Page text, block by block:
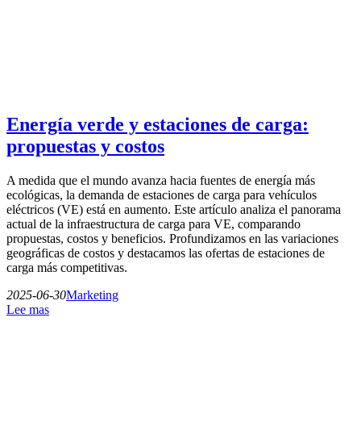
Energía verde y estaciones de carga:
propuestas y costos
A medida que el mundo avanza hacia fuentes de energía más
ecológicas, la demanda de estaciones de carga para vehículos
eléctricos (VE) está en aumento. Este artículo analiza el panorama
actual de la infraestructura de carga para VE, comparando
propuestas, costos y beneficios. Profundizamos en las variaciones
geográficas de costos y destacamos las ofertas de estaciones de
carga más competitivas.
2025-06-30Marketing
Lee mas